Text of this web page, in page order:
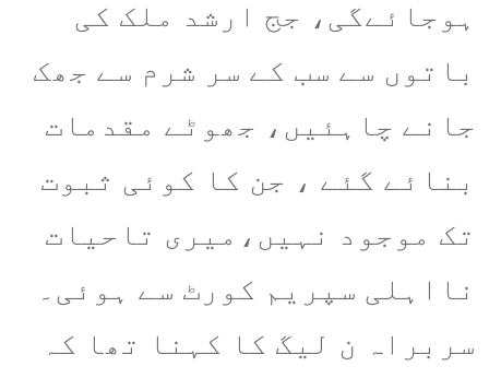
ہوجائےگی، جج ارشد ملک کی
باتوں سے سب کے سر شرم سے جھک
جانے چاہئیں، جھوٹے مقدمات
بنائے گئے ، جن کا کوئی ثبوت
تک موجود نہیں،میری تاحیات
نااہلی سپریم کورٹ سے ہوئی۔
سربراہ ن لیگ کا کہنا تھا کہ